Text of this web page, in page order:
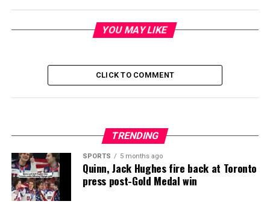
YOU MAY LIKE
CLICK TO COMMENT
TRENDING
SPORTS 5 months ago
Quinn, Jack Hughes fire back at Toronto
press post-Gold Medal win